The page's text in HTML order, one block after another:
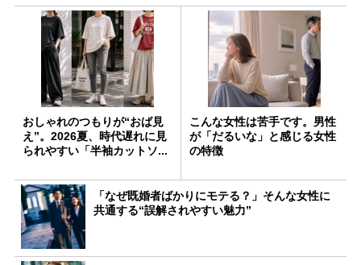
おしゃれのつもりが“おば見
え”。2026夏、時代遅れに見
られやすい「半袖カットソ...
こんな女性は苦手です。男性
が「だるいな」と感じる女性
の特徴
「なぜ既婚者ばかりにモテる？」そんな女性に
共通する“誤解されやすい魅力”